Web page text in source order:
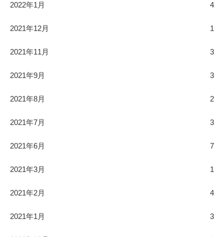
2022年1月 4
2021年12月 1
2021年11月 3
2021年9月 3
2021年8月 2
2021年7月 3
2021年6月 7
2021年3月 1
2021年2月 4
2021年1月 3